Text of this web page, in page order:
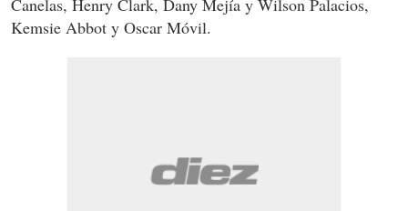
Canelas, Henry Clark, Dany Mejía y Wilson Palacios,
Kemsie Abbot y Oscar Móvil.